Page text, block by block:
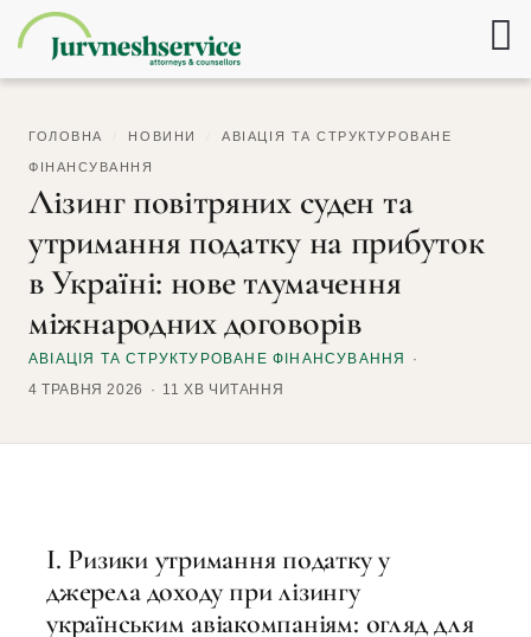
ГОЛОВНА НОВИНИ АВІАЦІЯ ТА СТРУКТУРОВАНЕ
ФІНАНСУВАННЯ
Лізинг повітряних суден та
утримання податку на прибуток
в Україні: нове тлумачення
міжнародних договорів
АВІАЦІЯ ТА СТРУКТУРОВАНЕ ФІНАНСУВАННЯ
4 ТРАВНЯ 2026
11 ХВ ЧИТАННЯ
I. Ризики утримання податку у
джерела доходу при лізингу
українським авіакомпаніям: огляд для